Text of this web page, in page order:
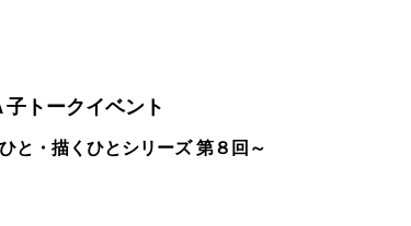
トークイベント
と・描くひとシリーズ 第８回～